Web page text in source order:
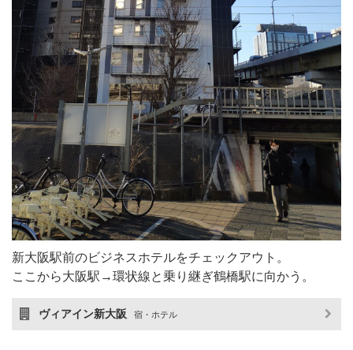
新大阪駅前のビジネスホテルをチェックアウト。
ここから大阪駅→環状線と乗り継ぎ鶴橋駅に向かう。
ヴィアイン新大阪 宿・ホテル